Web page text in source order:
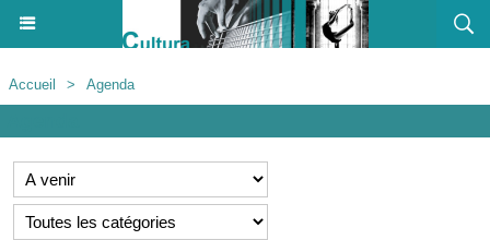
Accueil > Agenda